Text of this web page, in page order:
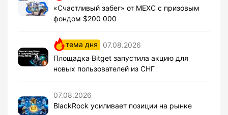
«Счастливый забег» от MEXC с призовым
фондом $200 000
тема дня
07.08.2026
Площадка Bitget запустила акцию для
новых пользователей из СНГ
07.08.2026
BlackRock усиливает позиции на рынке